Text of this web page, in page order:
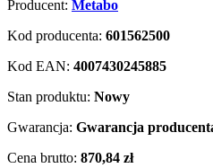
Producent: Metabo
Kod producenta: 601562500
Kod EAN: 4007430245885
Stan produktu: Nowy
Gwarancja: Gwarancja
Cena brutto: 870,84 zł